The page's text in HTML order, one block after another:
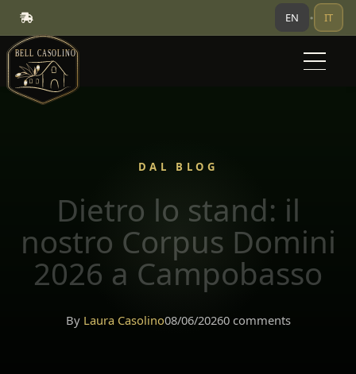
EN • IT
DAL BLOG
Dietro lo stand: il
nostro Corpus Domini
2026 a Campobasso
By Laura Casolino08/06/20260 comments